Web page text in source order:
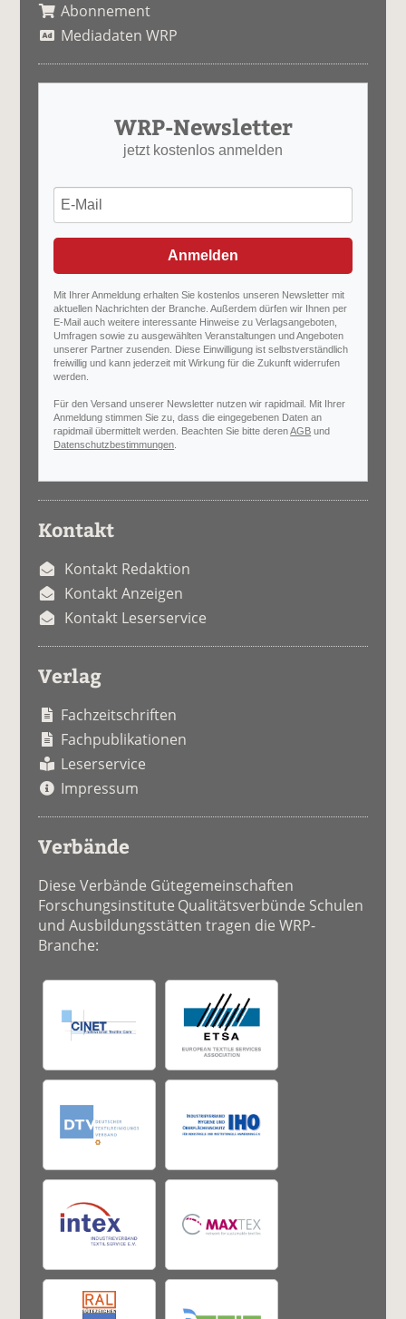
Abonnement
Mediadaten WRP
WRP-Newsletter
jetzt kostenlos anmelden
Anmelden
Mit Ihrer Anmeldung erhalten Sie kostenlos unseren Newsletter mit
aktuellen Nachrichten der Branche. Außerdem dürfen wir Ihnen per
E-Mail auch weitere interessante Hinweise zu Verlagsangeboten,
Umfragen sowie zu ausgewählten Veranstaltungen und Angeboten
unserer Partner zusenden. Diese Einwilligung ist selbstverständlich
freiwillig und kann jederzeit mit Wirkung für die Zukunft widerrufen
werden.
Für den Versand unserer Newsletter nutzen wir rapidmail. Mit Ihrer
Anmeldung stimmen Sie zu, dass die eingegebenen Daten an
rapidmail übermittelt werden. Beachten Sie bitte derenAGB und
Datenschutzbestimmungen
Kontakt
Kontakt Redaktion
Kontakt Anzeigen
Kontakt Leserservice
Verlag
Fachzeitschriften
Fachpublikationen
Leserservice
Impressum
Verbände
Diese Verbände Gütegemeinschaften
Forschungsinstitute Qualitätsverbünde Schulen
und Ausbildungsstätten tragen die WRP-
Branche: